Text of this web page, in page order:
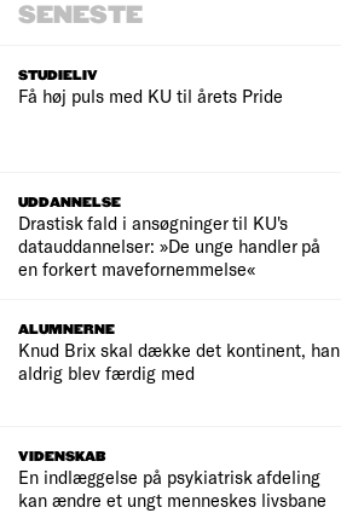
SENESTE
STUDIELIV
Få høj puls med KU til årets Pride
UDDANNELSE
Drastisk fald i ansøgninger til KU's
datauddannelser: »De unge handler på
en forkert mavefornemmelse«
ALUMNERNE
Knud Brix skal dække det kontinent, han
aldrig blev færdig med
VIDENSKAB
En indlæggelse på psykiatrisk afdeling
kan ændre et ungt menneskes livsbane